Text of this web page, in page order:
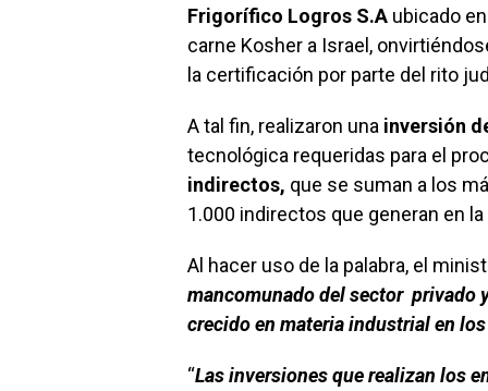
Frigorífico Logros S.A ubicado
carne Kosher a Israel,
la certificación por parte del rito
A tal fin, realizaron una inversión
tecnológica requeridas para el
indirectos, que se suman a los
1.000 indirectos que generan en la
Al hacer uso de la palabra, el
mancomunado del sector privado
crecido en materia industrial en
“Las inversiones que realizan los